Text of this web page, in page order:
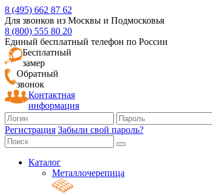
8 (495) 662 87 62
Для звонков из Москвы и Подмосковья
8 (800) 555 80 20
Единый бесплатный телефон по России
Бесплатный
замер
Обратный
звонок
Контактная
информация
Регистрация Забыли свой пароль?
Каталог
Металлочерепица